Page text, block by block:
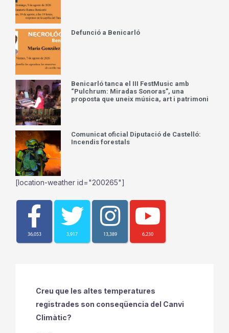
Defunció a Benicarló
Benicarló tanca el III FestMusic amb
“Pulchrum: Miradas Sonoras”, una
proposta que uneix música, art i patrimoni
Comunicat oficial Diputació de Castelló:
Incendis forestals
[location-weather id="200265"]
36,053 3,917 13,389 6,230
Creu que les altes temperatures
registrades son conseqüencia del Canvi
Climàtic?